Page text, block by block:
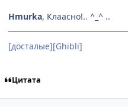
Hmurka, Клаасно!.. ^_^ ..
[досталые][Ghibli]
Цитата